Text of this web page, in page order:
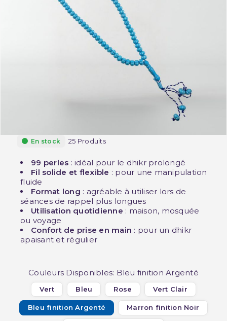
En stock 25 Produits
99 perles : idéal pour le dhikr prolongé
Fil solide et flexible : pour une manipulation
fluide
Format long : agréable à utiliser lors de
séances de rappel plus longues
Utilisation quotidienne : maison, mosquée
ou voyage
Confort de prise en main : pour un dhikr
apaisant et régulier
Couleurs Disponibles: Bleu finition Argenté
Vert Bleu Rose Vert Clair
Bleu finition Argenté Marron finition Noir